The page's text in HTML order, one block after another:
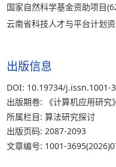
国家自然科学基金资助项目
云南省科技人才与平台计划
出版信息
DOI: 10.19734/j.issn.1001-
出版期卷: 《计算机应用研
所属栏目: 算法研究探讨
出版页码: 2087-2093
文章编号: 1001-